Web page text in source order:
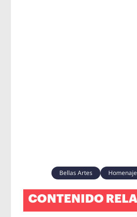
Bellas Artes Homenaje
CONTENIDO